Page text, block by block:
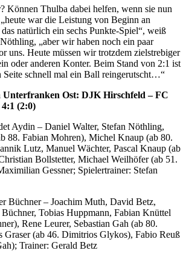
Können Thulba dabei helfen, wenn sie nun
war die Leistung von Beginn an
natürlich ein sechs Punkte-Spiel“, weiß
„aber wir haben noch ein paar
uns. Heute müssen wir trotzdem zielstrebiger
oder anderen Konter. Beim Stand von 2:1 ist
Seite schnell mal ein Ball reingerutscht…“
Ost: DJK Hirschfeld – FC
(2:0)
Aydin – Daniel Walter, Stefan Nöthling,
88. Fabian Mohren), Michel Knaup (ab 80.
Lutz, Manuel Wächter, Pascal Knaup (ab
Bollstetter, Michael Weilhöfer (ab 51.
Gessner; Spielertrainer: Stefan
Büchner – Joachim Muth, David Betz,
Tobias Huppmann, Fabian Knüttel
Rene Leurer, Sebastian Gah (ab 80.
Graser (ab 46. Dimitrios Glykos), Fabio Reuß
Trainer: Gerald Betz